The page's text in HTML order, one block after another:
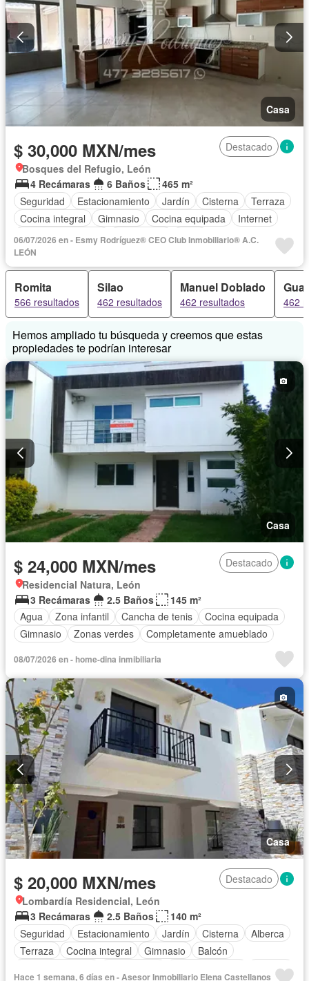
Casa
$ 30,000 MXN/mes
Destacado
Bosques del Refugio, León
4 Recámaras
6 Baños
465 m²
Seguridad
Estacionamiento Jardín Cisterna
Terraza
Cocina integral
Gimnasio Cocina equipada
Internet
Aire acondicionado
Electricidad
Agua
Cuarto de Limpieza
Zonas verdes
Recámara con closet
Caseta de vigilancia
Sin amueblar
06/07/2026 en - Esmy Rodríguez® CEO Club Inmobiliario® A.C.
LEÓN
Romita
566 resultados
Silao
462 resultados
Manuel Doblado
462 resultados 462
Hemos ampliado tu búsqueda y creemos que estas
propiedades te podrían interesar
Casa
$ 24,000 MXN/mes
Destacado
Residencial Natura, León
3 Recámaras
2.5 Baños
145 m²
Agua
Zona infantil Cancha de tenis
Cocina equipada
Gimnasio
Zonas verdes Completamente amueblado
08/07/2026 en - home-dina inmibiliaria
Casa
$ 20,000 MXN/mes
Destacado
Lombardía Residencial, León
3 Recámaras
2.5 Baños
140 m²
Seguridad
Estacionamiento Jardín Cisterna
Alberca
Terraza
Cocina integral Gimnasio
Balcón
Internet
Hace 1 semana, 6 días en - Asesor Inmobiliario Elena Castellanos